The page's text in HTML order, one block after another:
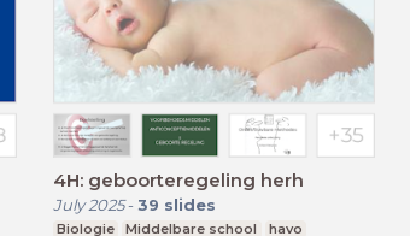
4H: geboorteregeling herh
July 2025- 39 slides
Biologie Middelbare school
havo